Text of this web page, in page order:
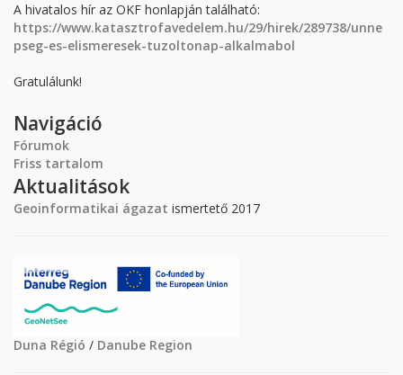
A hivatalos hír az OKF honlapján található:
https://www.katasztrofavedelem.hu/29/hirek/289738/unne
pseg-es-elismeresek-tuzoltonap-alkalmabol
Gratulálunk!
Navigáció
Fórumok
Friss tartalom
Aktualitások
Geoinformatikai ágazat ismertető 2017
Duna Régió / Danube Region